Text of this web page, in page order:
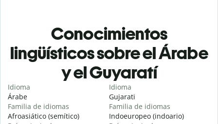
Conocimientos
lingüísticos sobre el Árabe
y el Guyaratí
Idioma
Árabe
Familia de idiomas
Afroasiático (semítico)
Idioma
Gujarati
Familia de idiomas
Indoeuropeo (indoario)